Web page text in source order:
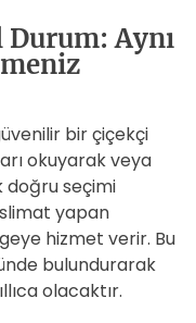
Aynı
bir çiçekçi
okuyarak veya
doğru seçimi
yapan
hizmet verir. Bu
bulundurarak
olacaktır.